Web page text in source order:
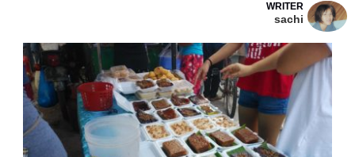
WRITER
sachi